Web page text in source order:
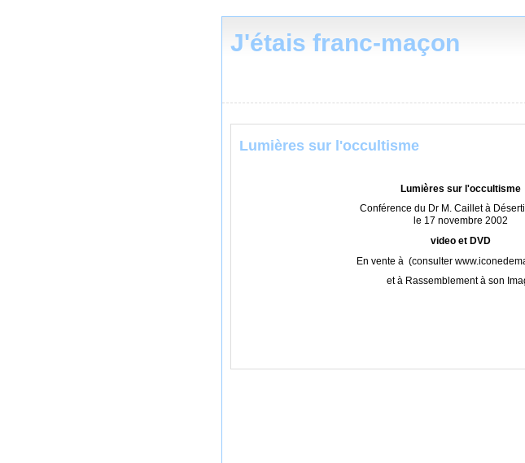
J'étais franc-maçon
Lumières sur l'occultisme
Lumières sur l'occultisme
Conférence du Dr M. Caillet à
le 17 novembre 2002
video et DVD
En vente à (consulter
et à Rassemblement à son